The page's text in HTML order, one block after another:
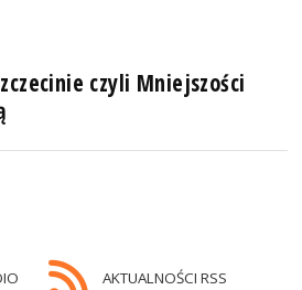
czyli Mniejszości
AKTUALNOŚCI RSS